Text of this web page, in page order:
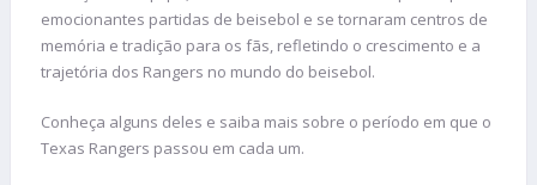
emocionantes partidas de beisebol e se tornaram centros de
memória e tradição para os fãs, refletindo o crescimento e a
trajetória dos Rangers no mundo do beisebol.
Conheça alguns deles e saiba mais sobre o período em que o
Texas Rangers passou em cada um.